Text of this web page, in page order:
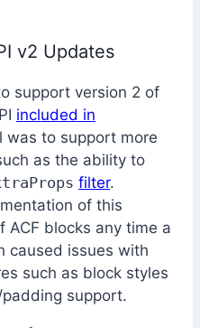
v2 Updates
support version 2 of
included in
was to support more
as the ability to
filter.
of this
blocks any time a
caused issues with
such as block styles
support.